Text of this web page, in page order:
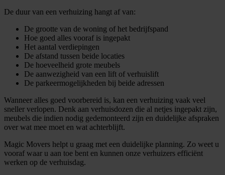
De duur van een verhuizing hangt af van:
De grootte van de woning of het bedrijfspand
Hoe goed alles vooraf is ingepakt
Het aantal verdiepingen
De afstand tussen beide locaties
De hoeveelheid grote meubels
De aanwezigheid van een lift of verhuislift
De parkeermogelijkheden bij beide adressen
Wanneer alles goed voorbereid is, kan een verhuizing vaak veel
sneller verlopen. Denk aan verhuisdozen die al netjes ingepakt zijn,
meubels die indien nodig gedemonteerd zijn en duidelijke afspraken
over wat mee moet en wat achterblijft.
Magic Movers helpt u graag met een duidelijke planning. Zo weet u
vooraf waar u aan toe bent en kunnen onze verhuizers efficiënt
werken op de verhuisdag.